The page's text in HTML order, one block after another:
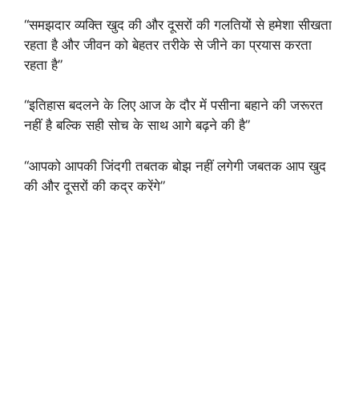
“समझदार व्यक्ति खुद की और दूसरों की गलतियों से हमेशा सीखता
रहता है और जीवन को बेहतर तरीके से जीने का प्रयास करता
रहता है”
“इतिहास बदलने के लिए आज के दौर में पसीना बहाने की जरूरत
नहीं है बल्कि सही सोच के साथ आगे बढ़ने की है”
“आपको आपकी जिंदगी तबतक बोझ नहीं लगेगी जबतक आप खुद
की और दूसरों की कद्र करेंगे”